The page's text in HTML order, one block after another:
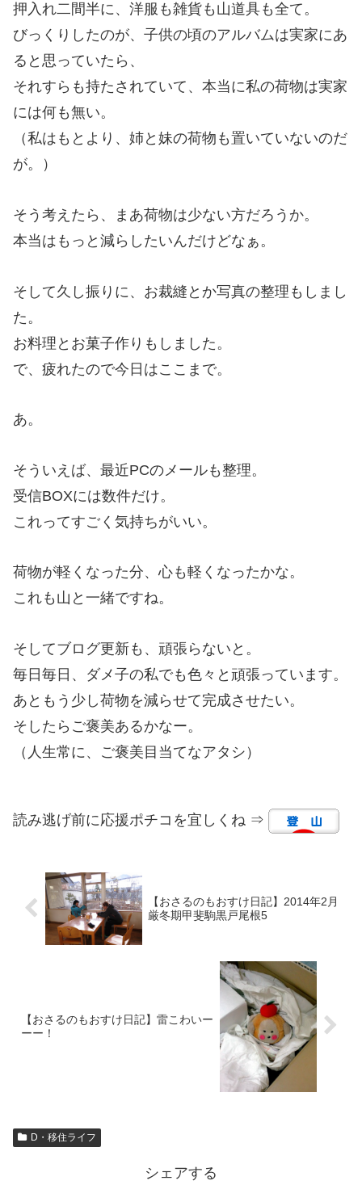
押入れ二間半に、洋服も雑貨も山道具も全て。
びっくりしたのが、子供の頃のアルバムは実家にあ
ると思っていたら、
それすらも持たされていて、本当に私の荷物は実家
には何も無い。
（私はもとより、姉と妹の荷物も置いていないのだ
が。）
そう考えたら、まあ荷物は少ない方だろうか。
本当はもっと減らしたいんだけどなぁ。
そして久し振りに、お裁縫とか写真の整理もしまし
た。
お料理とお菓子作りもしました。
で、疲れたので今日はここまで。
あ。
そういえば、最近PCのメールも整理。
受信BOXには数件だけ。
これってすごく気持ちがいい。
荷物が軽くなった分、心も軽くなったかな。
これも山と一緒ですね。
そしてブログ更新も、頑張らないと。
毎日毎日、ダメ子の私でも色々と頑張っています。
あともう少し荷物を減らせて完成させたい。
そしたらご褒美あるかなー。
（人生常に、ご褒美目当てなアタシ）
読み逃げ前に応援ポチコを宜しくね ⇒
【おさるのもおすけ日記】2014年2月
厳冬期甲斐駒黒戸尾根5
【おさるのもおすけ日記】雷こわいー
ーー！
D・移住ライフ
シェアする